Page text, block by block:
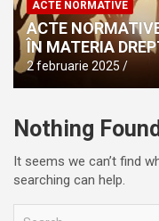
ACTE NORMATIVE
ACTE
ÎN MATERIA
2 februarie 2025
Nothing Found
It seems we can’t find
searching can help.